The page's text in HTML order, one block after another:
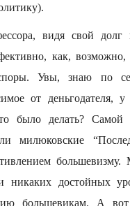
видя свой
как, возможно,
Увы, знаю по
от деньгодателя, у
было делать? Самой
милюковские
никаких достойных
большевикам. А